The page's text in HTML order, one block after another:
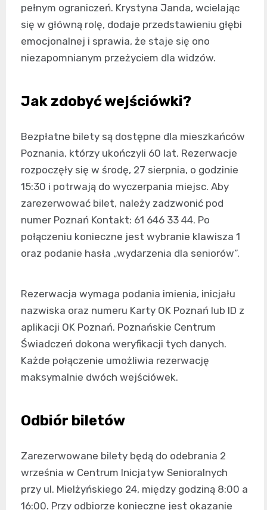
pełnym ograniczeń. Krystyna Janda, wcielając
się w główną rolę, dodaje przedstawieniu głębi
emocjonalnej i sprawia, że staje się ono
niezapomnianym przeżyciem dla widzów.
Jak zdobyć wejściówki?
Bezpłatne bilety są dostępne dla mieszkańców
Poznania, którzy ukończyli 60 lat. Rezerwacje
rozpoczęły się w środę, 27 sierpnia, o godzinie
15:30 i potrwają do wyczerpania miejsc. Aby
zarezerwować bilet, należy zadzwonić pod
numer Poznań Kontakt: 61 646 33 44. Po
połączeniu konieczne jest wybranie klawisza 1
oraz podanie hasła „wydarzenia dla seniorów”.
Rezerwacja wymaga podania imienia, inicjału
nazwiska oraz numeru Karty OK Poznań lub ID z
aplikacji OK Poznań. Poznańskie Centrum
Świadczeń dokona weryfikacji tych danych.
Każde połączenie umożliwia rezerwację
maksymalnie dwóch wejściówek.
Odbiór biletów
Zarezerwowane bilety będą do odebrania 2
września w Centrum Inicjatyw Senioralnych
przy ul. Mielżyńskiego 24, między godziną 8:00 a
16:00. Przy odbiorze konieczne jest okazanie